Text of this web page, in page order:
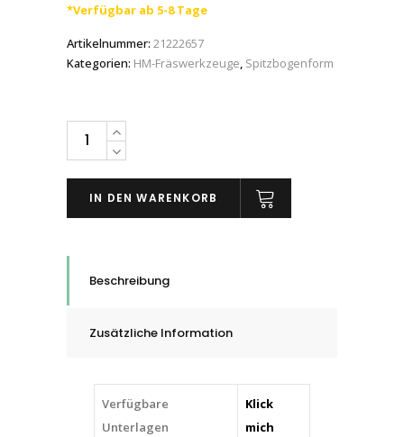
*Verfügbar ab 5-8 Tage
Artikelnummer: 21222657
Kategorien: HM-Fräswerkzeuge, Spitzbogenform
PFERD
Frässtifte
Spitzbogenform
quantity
IN DEN WARENKORB
Beschreibung
Zusätzliche Information
Verfügbare
Unterlagen
Klick
mich